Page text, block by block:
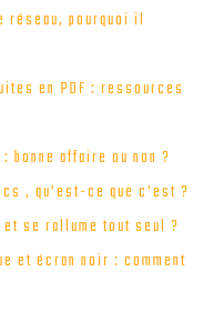
pourquoi il
en PDF : ressources
bonne affaire ou non ?
, qu’est-ce que c’est ?
et se rallume tout seul ?
et écran noir : comment